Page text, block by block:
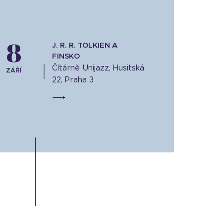
8
ZÁŘÍ
J. R. R. TOLKIEN A
FINSKO
Čítárně Unijazz, Husitská
22, Praha 3